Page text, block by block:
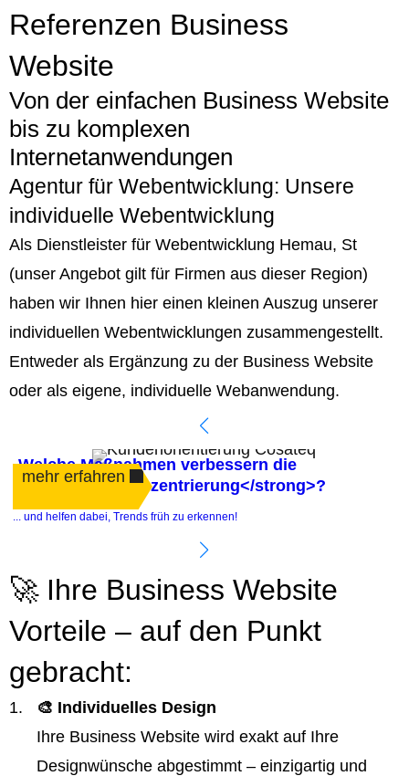
Referenzen Business
Website
Von der einfachen Business Website
bis zu komplexen
Internetanwendungen
Agentur für Webentwicklung: Unsere
individuelle Webentwicklung
Als Dienstleister für Webentwicklung Hemau, St
(unser Angebot gilt für Firmen aus dieser Region)
haben wir Ihnen hier einen kleinen Auszug unserer
individuellen Webentwicklungen zusammengestellt.
Entweder als Ergänzung zu der Business Website
oder als eigene, individuelle Webanwendung.
Welche Maßnahmen verbessern die
<strong>Kundenzentrierung</strong>?
mehr erfahren
... und helfen dabei, Trends früh zu erkennen!
🚀 Ihre Business Website
Vorteile – auf den Punkt
gebracht:
🎨 Individuelles Design
Ihre Business Website wird exakt auf Ihre
Designwünsche abgestimmt – einzigartig und